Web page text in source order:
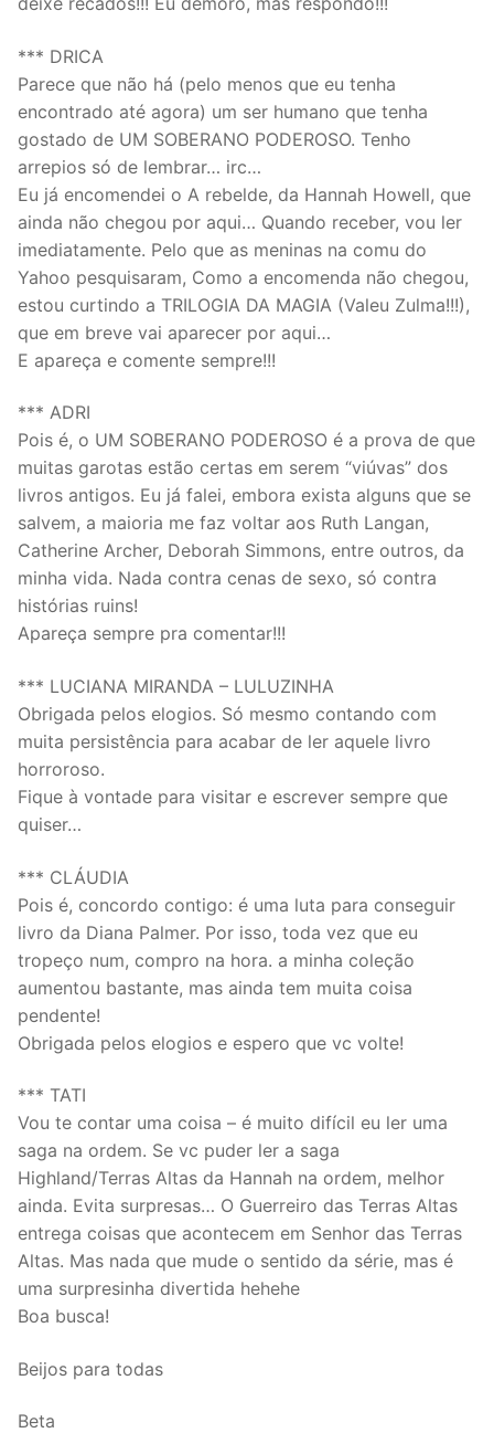
*** DRICA
Parece que não há (pelo menos que eu tenha
encontrado até agora) um ser humano que tenha
gostado de UM SOBERANO PODEROSO. Tenho
arrepios só de lembrar… irc…
Eu já encomendei o A rebelde, da Hannah Howell, que
ainda não chegou por aqui… Quando receber, vou ler
imediatamente. Pelo que as meninas na comu do
Yahoo pesquisaram, Como a encomenda não chegou,
estou curtindo a TRILOGIA DA MAGIA (Valeu Zulma!!!),
que em breve vai aparecer por aqui…
E apareça e comente sempre!!!
*** ADRI
Pois é, o UM SOBERANO PODEROSO é a prova de que
muitas garotas estão certas em serem “viúvas” dos
livros antigos. Eu já falei, embora exista alguns que se
salvem, a maioria me faz voltar aos Ruth Langan,
Catherine Archer, Deborah Simmons, entre outros, da
minha vida. Nada contra cenas de sexo, só contra
histórias ruins!
Apareça sempre pra comentar!!!
*** LUCIANA MIRANDA – LULUZINHA
Obrigada pelos elogios. Só mesmo contando com
muita persistência para acabar de ler aquele livro
horroroso.
Fique à vontade para visitar e escrever sempre que
quiser…
*** CLÁUDIA
Pois é, concordo contigo: é uma luta para conseguir
livro da Diana Palmer. Por isso, toda vez que eu
tropeço num, compro na hora. a minha coleção
aumentou bastante, mas ainda tem muita coisa
pendente!
Obrigada pelos elogios e espero que vc volte!
*** TATI
Vou te contar uma coisa – é muito difícil eu ler uma
saga na ordem. Se vc puder ler a saga
Highland/Terras Altas da Hannah na ordem, melhor
ainda. Evita surpresas… O Guerreiro das Terras Altas
entrega coisas que acontecem em Senhor das Terras
Altas. Mas nada que mude o sentido da série, mas é
uma surpresinha divertida hehehe
Boa busca!
Beijos para todas
Beta